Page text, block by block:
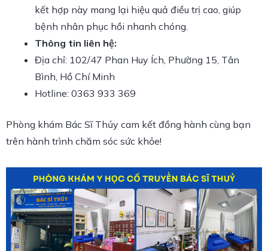
kết hợp này mang lại hiệu quả điều trị cao, giúp
bệnh nhân phục hồi nhanh chóng.
Thông tin liên hệ:
Địa chỉ: 102/47 Phan Huy Ích, Phường 15, Tân
Bình, Hồ Chí Minh
Hotline: 0363 933 369
Phòng khám Bác Sĩ Thủy cam kết đồng hành cùng bạn
trên hành trình chăm sóc sức khỏe!